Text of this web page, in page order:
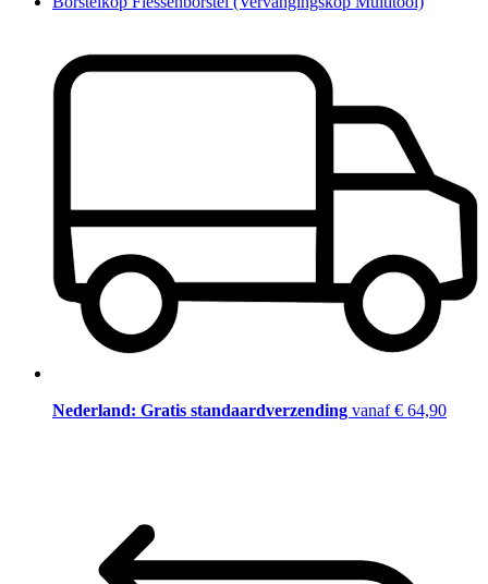
Nederland: Gratis standaardverzending vanaf € 64,90